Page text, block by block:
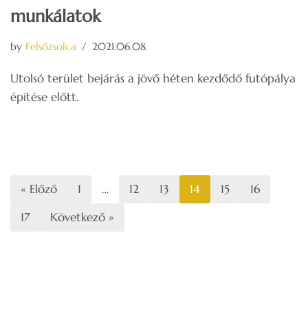
munkálatok
by Felsőzsolca 2021.06.08.
Utolsó terület bejárás a jövő héten kezdődő futópálya
építése előtt.
« Előző 1 … 12 13 14 15
16
17
Következő »